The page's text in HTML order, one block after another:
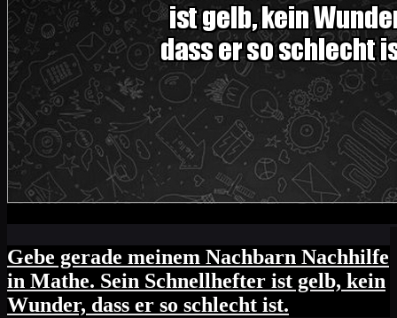
Gebe gerade meinem Nachbarn Nachhilfe
in Mathe. Sein Schnellhefter ist gelb, kein
Wunder, dass er so schlecht ist.